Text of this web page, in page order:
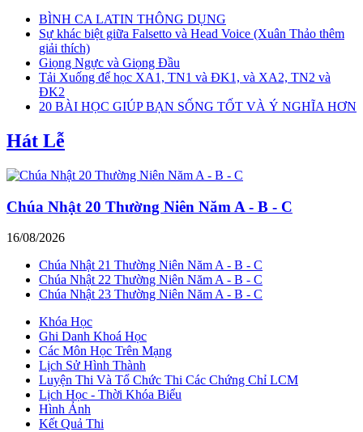
BÌNH CA LATIN THÔNG DỤNG
Sự khác biệt giữa Falsetto và Head Voice (Xuân Thảo thêm
giải thích)
Giọng Ngực và Giọng Đầu
Tải Xuống để học XA1, TN1 và ĐK1, và XA2, TN2 và
ĐK2
20 BÀI HỌC GIÚP BẠN SỐNG TỐT VÀ Ý NGHĨA HƠN
Hát Lễ
Chúa Nhật 20 Thường Niên Năm A - B - C
16/08/2026
Chúa Nhật 21 Thường Niên Năm A - B - C
Chúa Nhật 22 Thường Niên Năm A - B - C
Chúa Nhật 23 Thường Niên Năm A - B - C
Khóa Học
Ghi Danh Khoá Học
Các Môn Học Trên Mạng
Lịch Sử Hình Thành
Luyện Thi Và Tổ Chức Thi Các Chứng Chỉ LCM
Lịch Học - Thời Khóa Biểu
Hình Ảnh
Kết Quả Thi